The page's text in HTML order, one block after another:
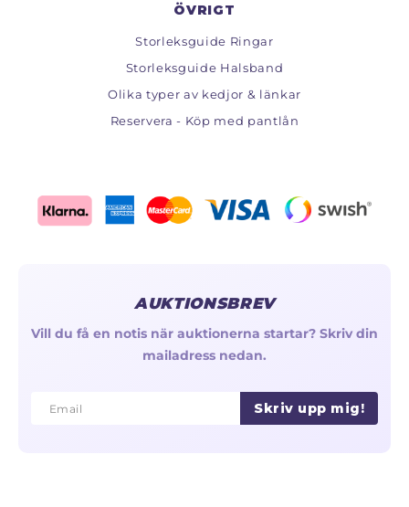
ÖVRIGT
Storleksguide Ringar
Storleksguide Halsband
Olika typer av kedjor & länkar
Reservera - Köp med pantlån
AUKTIONSBREV
Vill du få en notis när auktionerna startar? Skriv din
mailadress nedan.
Email
Email Skriv upp mig!